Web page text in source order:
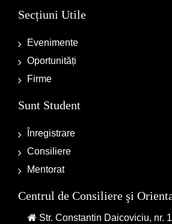
Secțiuni Utile
Evenimente
Oportunități
Firme
Sunt Student
Înregistrare
Consiliere
Mentorat
Centrul de Consiliere şi
Str. Constantin Daicoviciu, nr.